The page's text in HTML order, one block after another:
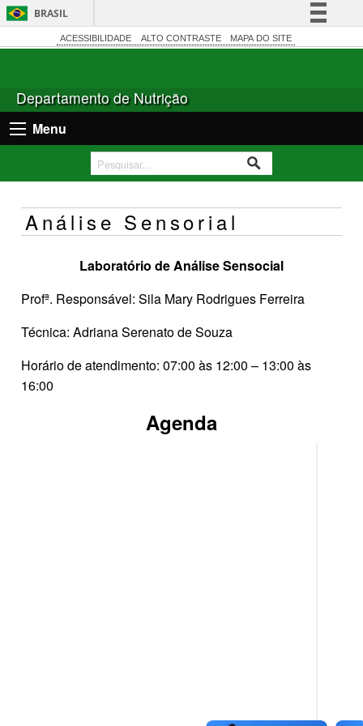
BRASIL
Simplifique!
Acesso à informação
Canais
ACESSIBILIDADE ALTO CONTRASTE MAPA DO SITE
Departamento de Nutrição
Menu
Análise Sensorial
Laboratório de Análise Sensocial
Profª. Responsável: Sila Mary Rodrigues Ferreira
Técnica: Adriana Serenato de Souza
Horário de atendimento: 07:00 às 12:00 – 13:00 às
16:00
Agenda